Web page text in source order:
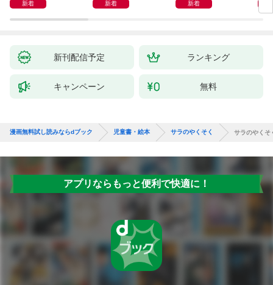
新着 新着 新着
新刊配信予定 ランキング
キャンペーン 無料
漫画無料試し読みならdブック 児童書・絵本 サラのやくそく サラのやくそ
アプリならもっと便利で快適に！